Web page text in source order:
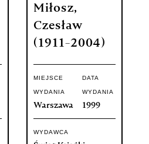
Miłosz,
Czesław
(1911-2004)
MIEJSCE
WYDANIA
Warszawa
DATA
WYDANIA
1999
WYDAWCA